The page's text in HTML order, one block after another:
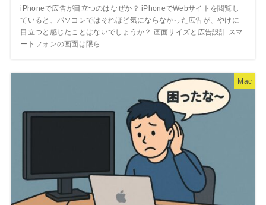
iPhoneで広告が目立つのはなぜか？ iPhoneでWebサイトを閲覧し
ていると、パソコンではそれほど気にならなかった広告が、やけに
目立つと感じたことはないでしょうか？ 画面サイズと広告設計 スマ
ートフォンの画面は限ら...
Mac